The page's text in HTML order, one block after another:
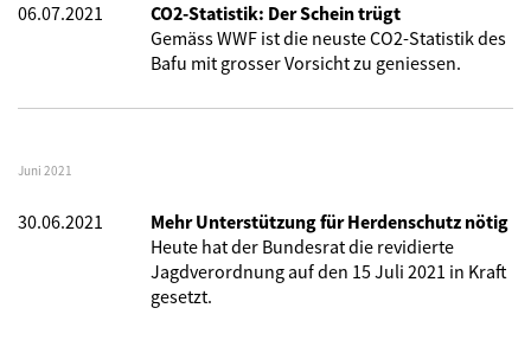
06.07.2021
CO2-Statistik: Der Schein trügt
Gemäss WWF ist die neuste CO2-Statistik des
Bafu mit grosser Vorsicht zu geniessen.
Juni 2021
30.06.2021
Mehr Unterstützung für Herdenschutz nötig
Heute hat der Bundesrat die revidierte
Jagdverordnung auf den 15 Juli 2021 in Kraft
gesetzt.